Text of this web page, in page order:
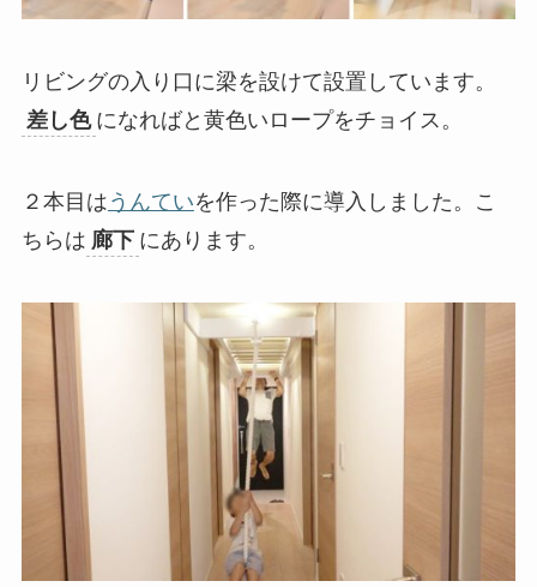
リビングの入り口に梁を設けて設置しています。
差し色 になればと黄色いロープをチョイス。
２本目は うんていを作った際に導入しました。こ
ちらは 廊下 にあります。